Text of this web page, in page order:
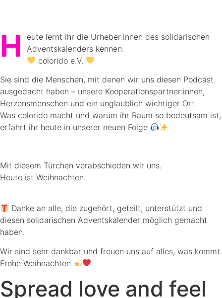
H
eute lernt ihr die Urheber:innen des solidarischen
Adventskalenders kennen:
colorido e.V.
Sie sind die Menschen, mit denen wir uns diesen Podcast
ausgedacht haben – unsere Kooperationspartner:innen,
Herzensmenschen und ein unglaublich wichtiger Ort.
Was colorido macht und warum ihr Raum so bedeutsam ist,
erfahrt ihr heute in unserer neuen Folge
Mit diesem Türchen verabschieden wir uns.
Heute ist Weihnachten.
Danke an alle, die zugehört, geteilt, unterstützt und
diesen solidarischen Adventskalender möglich gemacht
haben.
Wir sind sehr dankbar und freuen uns auf alles, was kommt.
Frohe Weihnachten
Spread love and feel